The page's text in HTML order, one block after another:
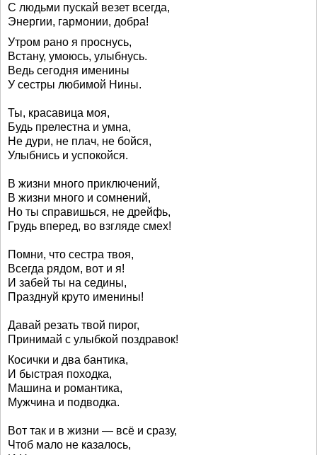
С людьми пускай везет всегда,
Энергии, гармонии, добра!
Утром рано я проснусь,
Встану, умоюсь, улыбнусь.
Ведь сегодня именины
У сестры любимой Нины.
Ты, красавица моя,
Будь прелестна и умна,
Не дури, не плач, не бойся,
Улыбнись и успокойся.
В жизни много приключений,
В жизни много и сомнений,
Но ты справишься, не дрейфь,
Грудь вперед, во взгляде смех!
Помни, что сестра твоя,
Всегда рядом, вот и я!
И забей ты на седины,
Празднуй круто именины!
Давай резать твой пирог,
Принимай с улыбкой поздравок!
Косички и два бантика,
И быстрая походка,
Машина и романтика,
Мужчина и подводка.
Вот так и в жизни — всё и сразу,
Чтоб мало не казалось,